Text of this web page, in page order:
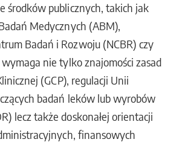
środków publicznych, takich jak
Medycznych (ABM),
Badań i Rozwoju (NCBR) czy
nie tylko znajomości zasad
(GCP), regulacji Unii
badań leków lub wyrobów
lecz także doskonałej orientacji
finansowych